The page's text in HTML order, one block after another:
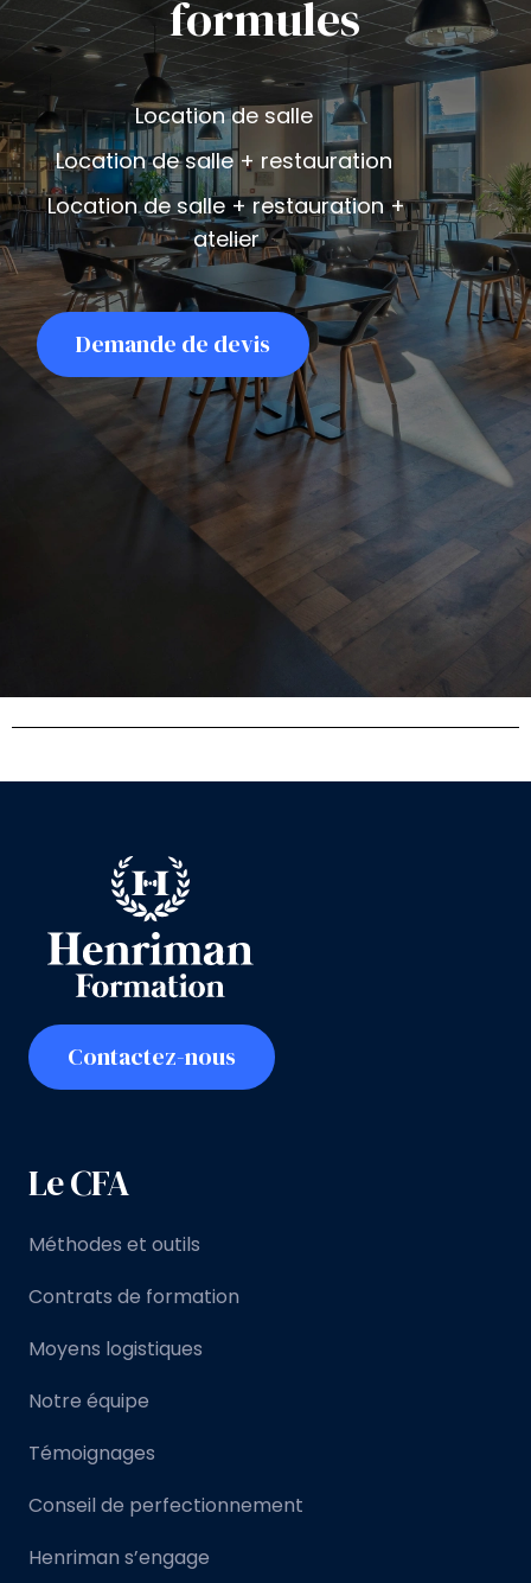
formules
Location de salle
Location de salle + restauration
Location de salle + restauration +
atelier
Demande de devis
Contactez-nous
Le CFA
Méthodes et outils
Contrats de formation
Moyens logistiques
Notre équipe
Témoignages
Conseil de perfectionnement
Henriman s’engage